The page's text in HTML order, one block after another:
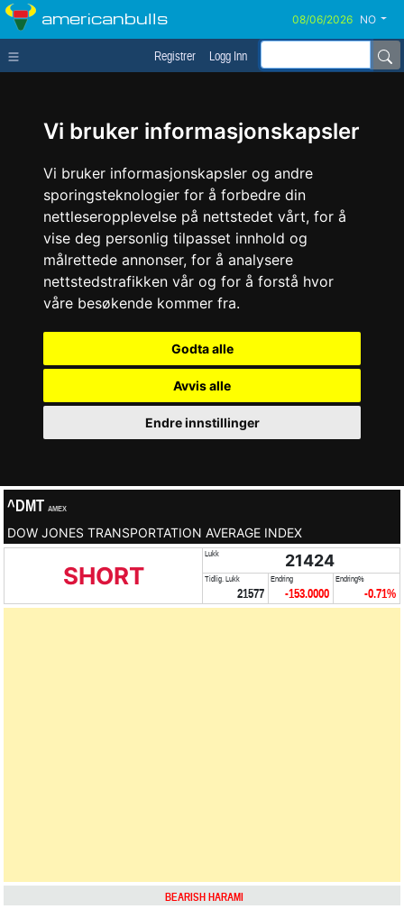
Vi bruker informasjonskapsler
Vi bruker informasjonskapsler og andre
sporingsteknologier for å forbedre din
nettleseropplevelse på nettstedet vårt, for å
vise deg personlig tilpasset innhold og
målrettede annonser, for å analysere
nettstedstrafikken vår og for å forstå hvor
våre besøkende kommer fra.
Godta alle
Avvis alle
Endre innstillinger
americanbulls NO
Registrer Logg Inn
^DMT AMEX
DOW JONES TRANSPORTATION AVERAGE INDEX
SHORT
Lukk 21424
Tidlig. Lukk
21577
Endring
-153.0000
Endring%
-0.71%
BEARISH HARAMI